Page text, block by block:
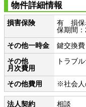
物件詳細情報
損害保険
有 損保
保期間
その他一時金
鍵交換
その他
月次費用
トラブ
その他費用 ※社会人
法人契約
相談